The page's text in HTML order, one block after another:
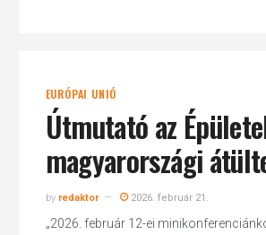
EURÓPAI UNIÓ
Útmutató az
magyarországi
by redaktor 2026. február 21.
„2026. február 12-ei